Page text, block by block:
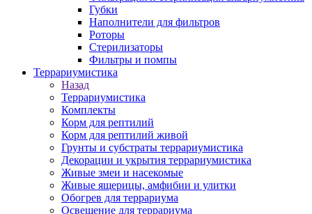
Губки
Наполнители для фильтров
Роторы
Стерилизаторы
Фильтры и помпы
Террариумистика
Назад
Террариумистика
Комплекты
Корм для рептилий
Корм для рептилий живой
Грунты и субстраты террариумистика
Декорации и укрытия террариумистика
Живые змеи и насекомые
Живые ящерицы, амфибии и улитки
Обогрев для террариума
Освещение для террариума